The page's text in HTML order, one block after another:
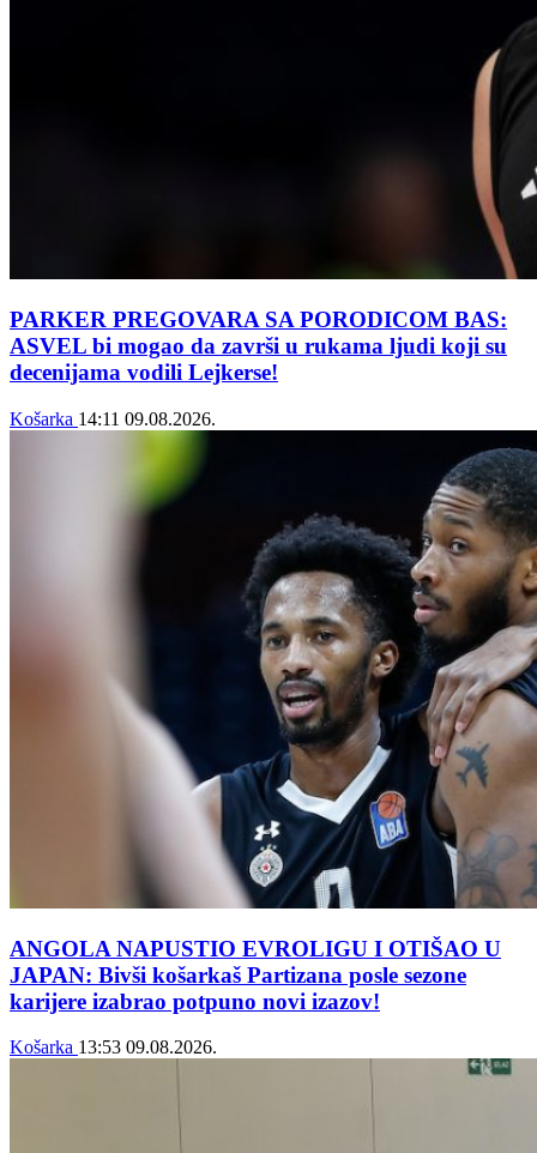
PARKER PREGOVARA SA PORODICOM BAS:
ASVEL bi mogao da završi u rukama ljudi koji su
decenijama vodili Lejkerse!
Košarka 14:11 09.08.2026.
ANGOLA NAPUSTIO EVROLIGU I OTIŠAO U
JAPAN: Bivši košarkaš Partizana posle sezone
karijere izabrao potpuno novi izazov!
Košarka 13:53 09.08.2026.